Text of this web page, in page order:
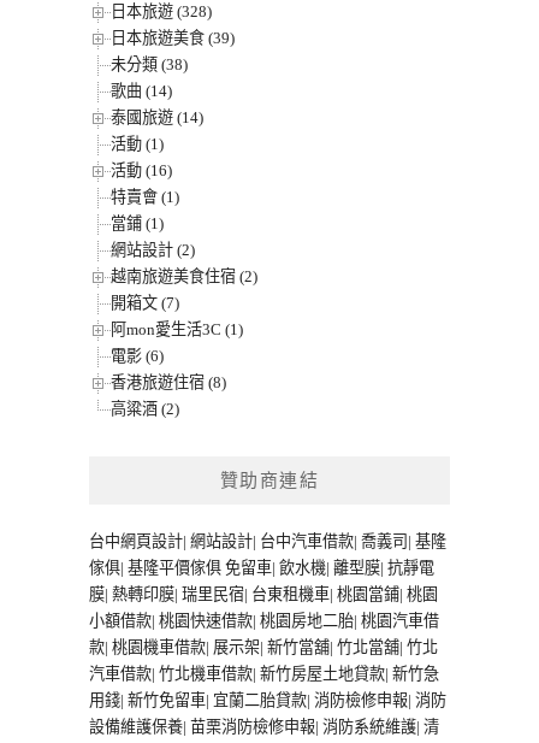
日本旅遊 (328)
日本旅遊美食 (39)
未分類 (38)
歌曲 (14)
泰國旅遊 (14)
活動 (1)
活動 (16)
特賣會 (1)
當鋪 (1)
網站設計 (2)
越南旅遊美食住宿 (2)
開箱文 (7)
阿mon愛生活3C (1)
電影 (6)
香港旅遊住宿 (8)
高粱酒 (2)
贊助商連結
台中網頁設計| 網站設計| 台中汽車借款| 喬義司 | 基隆
傢俱| 基隆平價傢俱 免留車| 飲水機| 離型膜| 抗靜電
膜| 熱轉印膜| 瑞里民宿| 台東租機車| 桃園當鋪| 桃園
小額借款| 桃園快速借款| 桃園房地二胎| 桃園汽車借
款| 桃園機車借款| 展示架| 新竹當舖| 竹北當舖| 竹北
汽車借款| 竹北機車借款| 新竹房屋土地貸款| 新竹急
用錢| 新竹免留車| 宜蘭二胎貸款| 消防檢修申報| 消防
設備維護保養| 苗栗消防檢修申報| 消防系統維護| 清